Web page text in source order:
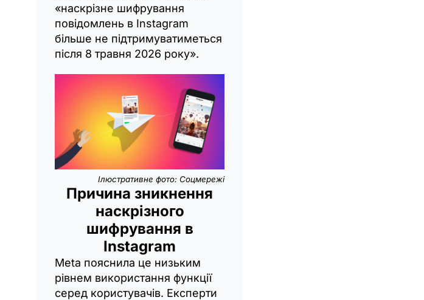
«наскрізне шифрування
повідомлень в Instagram
більше не підтримуватиметься
після 8 травня 2026 року».
Ілюстративне фото: Соцмережі
Причина зникнення
наскрізного
шифрування в
Instagram
Meta пояснила це низьким
рівнем використання функції
серед користувачів. Експерти